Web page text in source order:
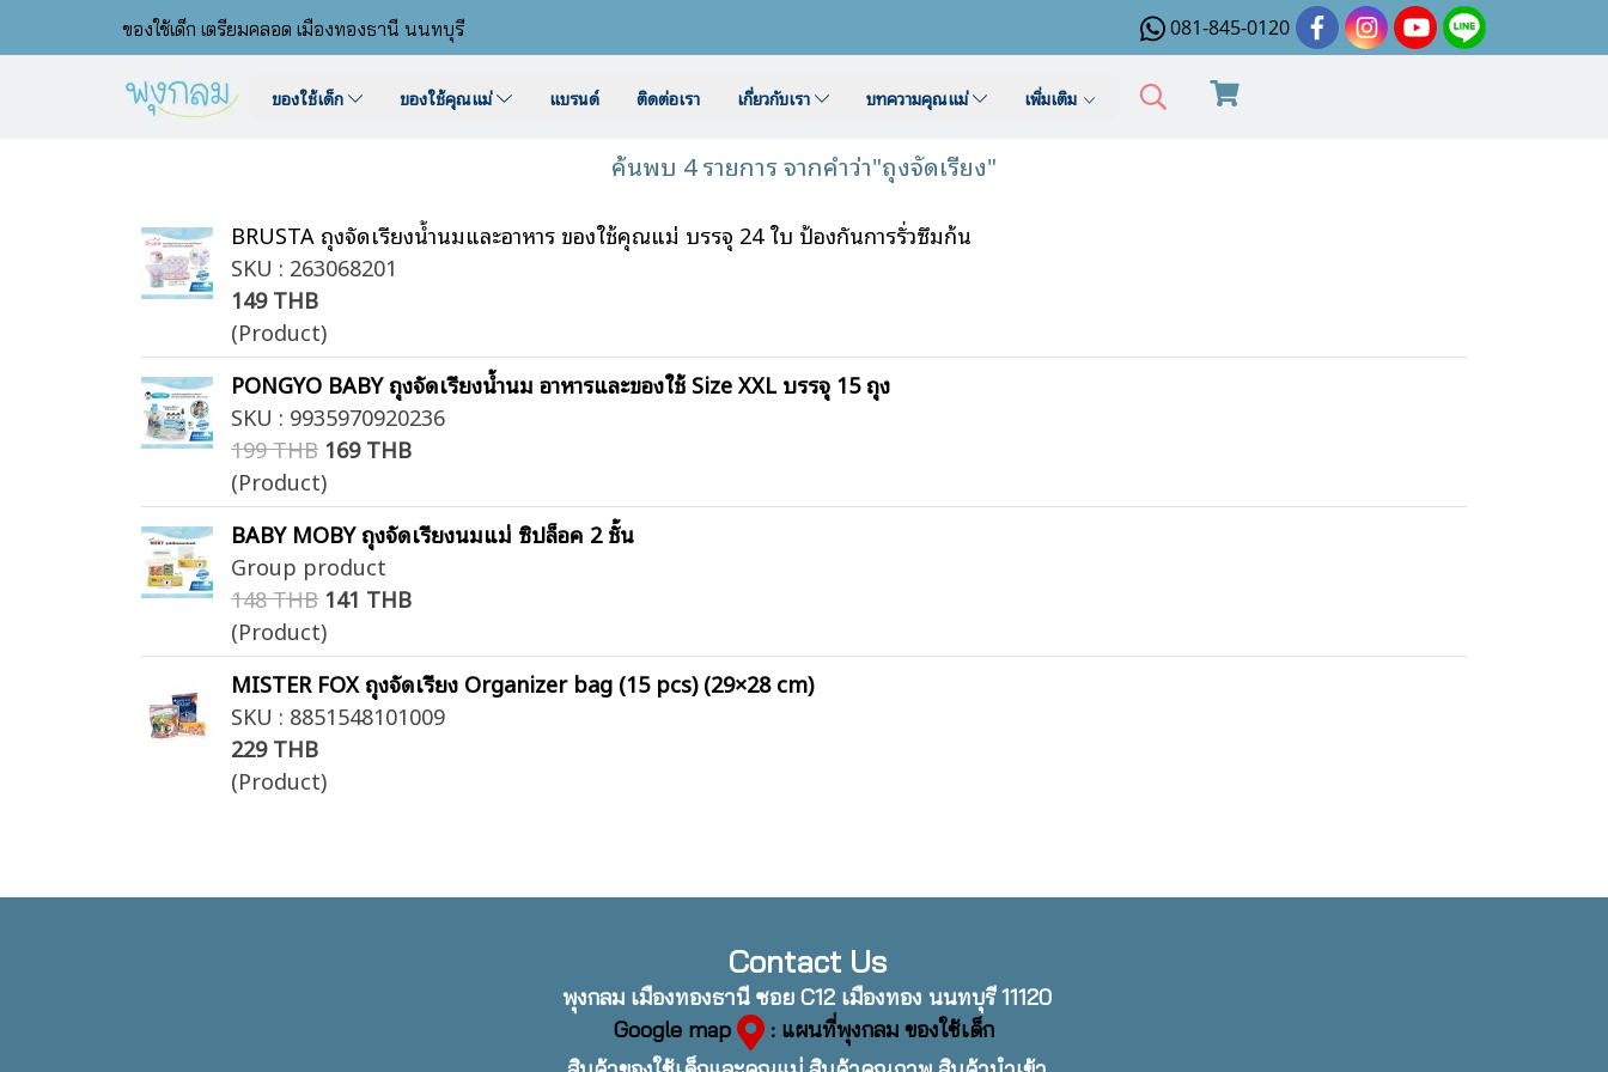
ของใช้เด็ก เตรียมคลอด เมืองทองธานี นนทบุรี 081-845-0120
ของใช้เด็ก ของใช้คุณแม่ แบรนด์ ติดต่อเรา เกี่ยวกับเรา บทความคุณแม่ เพิ่มเติม
ค้นพบ 4 รายการ จากคำว่า"ถุงจัดเรียง"
BRUSTA ถุงจัดเรียงน้ำนมและอาหาร ของใช้คุณแม่ บรรจุ 24 ใบ ป้องกันการรั่วซึมก้น
SKU : 263068201
149 THB
(Product)
PONGYO BABY ถุงจัดเรียงน้ำนม อาหารและของใช้ Size XXL บรรจุ 15 ถุง
SKU : 9935970920236
199 THB 169 THB
(Product)
BABY MOBY ถุงจัดเรียงนมแม่ ซิปล็อค 2 ชั้น
Group product
148 THB 141 THB
(Product)
MISTER FOX ถุงจัดเรียง Organizer bag (15 pcs) (29×28 cm)
SKU : 8851548101009
229 THB
(Product)
Contact Us
พุงกลม เมืองทองธานี ซอย C12 เมืองทอง นนทบุรี 11120
Google map
: แผนที่พุงกลม ของใช้เด็ก